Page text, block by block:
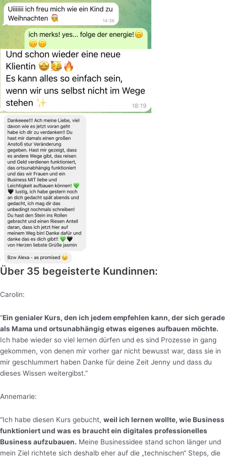
Über 35 begeisterte Kundinnen:
Carolin:
“Ein genialer Kurs, den ich jedem empfehlen kann, der sich gerade
als Mama und ortsunabhängig etwas eigenes aufbauen möchte.
Ich habe wieder so viel lernen dürfen und es sind Prozesse in gang
gekommen, von denen mir vorher gar nicht bewusst war, dass sie in
mir geschlummert haben Danke für deine Zeit Jenny und dass du
dieses Wissen weitergibst.”
Annemarie:
“Ich habe diesen Kurs gebucht, weil ich lernen wollte, wie Business
funktioniert und was es braucht ein digitales professionelles
Business aufzubauen. Meine Businessidee stand schon länger und
mein Ziel richtete sich deshalb eher auf die „technischen“ Steps, die